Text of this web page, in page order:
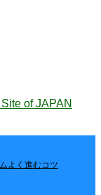
of JAPAN
よく進むコツ